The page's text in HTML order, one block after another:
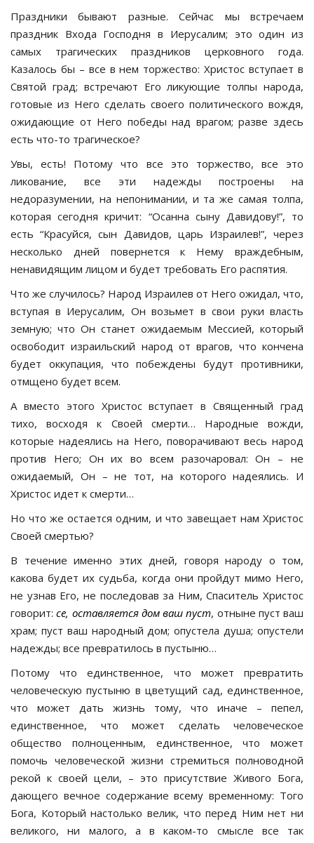
Праздники бывают разные. Сейчас мы встречаем
праздник Входа Господня в Иерусалим; это один из
самых трагических праздников церковного года.
Казалось бы – все в нем торжество: Христос вступает в
Святой град; встречают Его ликующие толпы народа,
готовые из Него сделать своего политического вождя,
ожидающие от Него победы над врагом; разве здесь
есть что-то трагическое?
Увы, есть! Потому что все это торжество, все это
ликование, все эти надежды построены на
недоразумении, на непонимании, и та же самая толпа,
которая сегодня кричит: “Осанна сыну Давидову!”, то
есть “Красуйся, сын Давидов, царь Израилев!”, через
несколько дней повернется к Нему враждебным,
ненавидящим лицом и будет требовать Его распятия.
Что же случилось? Народ Израилев от Него ожидал, что,
вступая в Иерусалим, Он возьмет в свои руки власть
земную; что Он станет ожидаемым Мессией, который
освободит израильский народ от врагов, что кончена
будет оккупация, что побеждены будут противники,
отмщено будет всем.
А вместо этого Христос вступает в Священный град
тихо, восходя к Своей смерти… Народные вожди,
которые надеялись на Него, поворачивают весь народ
против Него; Он их во всем разочаровал: Он – не
ожидаемый, Он – не тот, на которого надеялись. И
Христос идет к смерти…
Но что же остается одним, и что завещает нам Христос
Своей смертью?
В течение именно этих дней, говоря народу о том,
какова будет их судьба, когда они пройдут мимо Него,
не узнав Его, не последовав за Ним, Спаситель Христос
говорит:се, оставляется дом ваш пуст, отныне пуст ваш
храм; пуст ваш народный дом; опустела душа; опустели
надежды; все превратилось в пустыню…
Потому что единственное, что может превратить
человеческую пустыню в цветущий сад, единственное,
что может дать жизнь тому, что иначе – пепел,
единственное, что может сделать человеческое
общество полноценным, единственное, что может
помочь человеческой жизни стремиться полноводной
рекой к своей цели, – это присутствие Живого Бога,
дающего вечное содержание всему временному: Того
Бога, Который настолько велик, что перед Ним нет ни
великого, ни малого, а в каком-то смысле все так